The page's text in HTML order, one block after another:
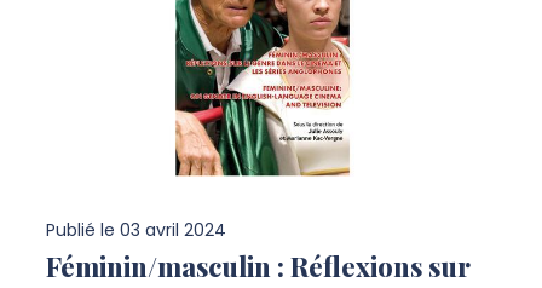
Publié le 03 avril 2024
Féminin/masculin : Réflexions sur